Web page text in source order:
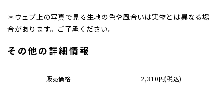
＊ウェブ上の写真で見る生地の色や風合いは実物とは異なる場
合があります。ご了承ください。
その他の詳細情報
販売価格 2,310円(税込)